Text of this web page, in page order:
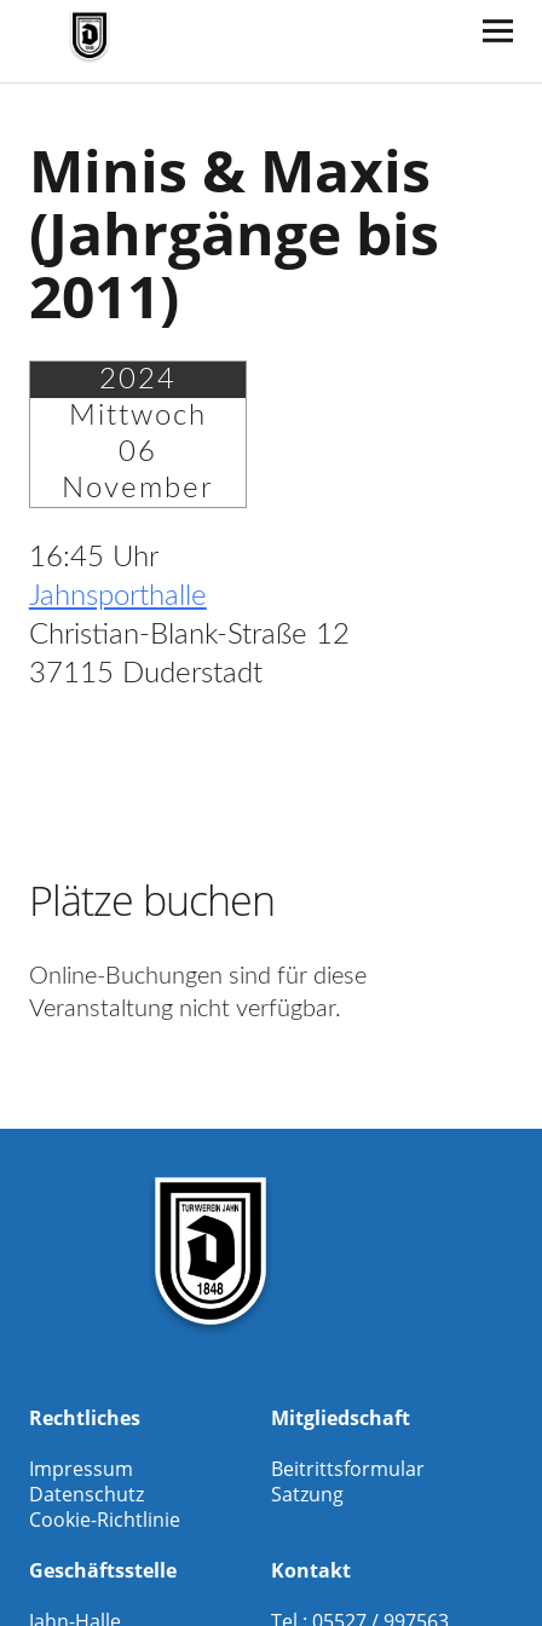
TV Jahn Duderstadt
Minis & Maxis
(Jahrgänge bis
2011)
2024
Mittwoch
06
November
16:45 Uhr
Jahnsporthalle
Christian-Blank-Straße 12
37115 Duderstadt
Plätze buchen
Online-Buchungen sind für diese
Veranstaltung nicht verfügbar.
Rechtliches
Impressum
Datenschutz
Cookie-Richtlinie
Mitgliedschaft
Beitrittsformular
Satzung
Geschäftsstelle
Kontakt